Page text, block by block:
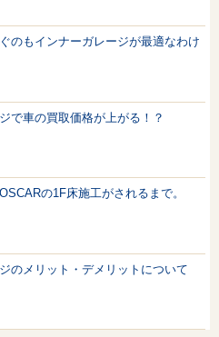
のもインナーガレージが最適なわけ
で車の買取価格が上がる！？
の1F床施工がされるまで。
のメリット・デメリットについて